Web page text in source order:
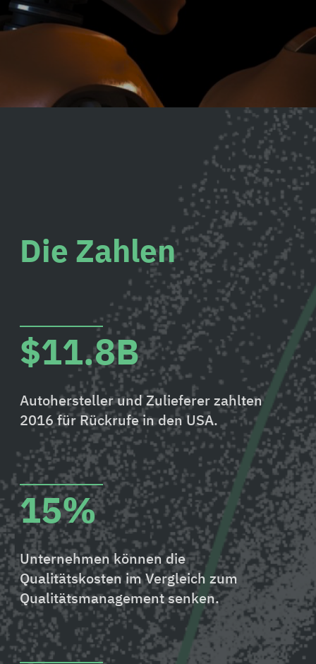
Die Zahlen
$11.8B
Autohersteller und Zulieferer zahlten
2016 für Rückrufe in den USA.
15%
Unternehmen können die
Qualitätskosten im Vergleich zum
Qualitätsmanagement senken.